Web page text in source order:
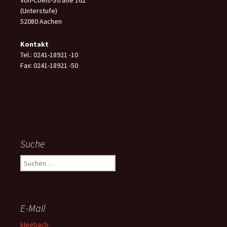
(Unterstufe)
52080 Aachen
Kontakt
Tel.: 0241-18921 -10
Fax: 0241-18921 -50
Suche
Suchen
nach:
E-Mail
kleebach-